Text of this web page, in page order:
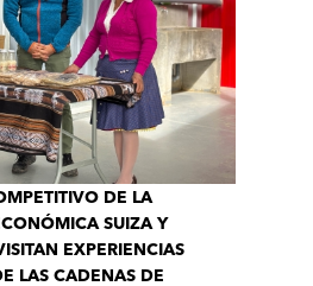
DE LA
SUIZA Y
EXPERIENCIAS
LAS CADENAS DE